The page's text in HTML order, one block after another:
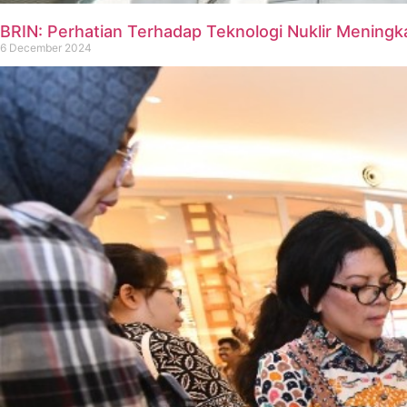
BRIN: Perhatian Terhadap Teknologi Nuklir
6 December 2024